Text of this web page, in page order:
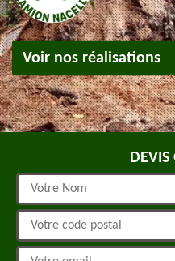
Voir nos réalisations
DEVIS